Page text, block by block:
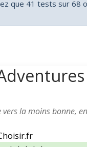
que 41 tests sur 68
la moins bonne,